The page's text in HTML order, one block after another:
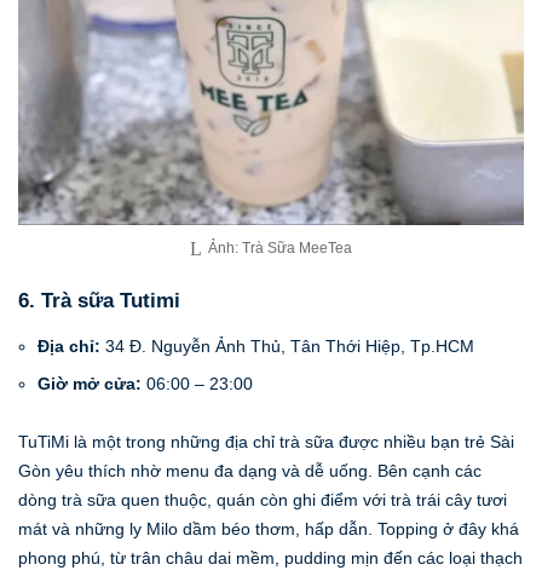
Ảnh: Trà Sữa MeeTea
6. Trà sữa Tutimi
Địa chỉ: 34 Đ. Nguyễn Ảnh Thủ, Tân Thới Hiệp, Tp.HCM
Giờ mở cửa: 06:00 – 23:00
TuTiMi là một trong những địa chỉ trà sữa được nhiều bạn trẻ Sài
Gòn yêu thích nhờ menu đa dạng và dễ uống. Bên cạnh các
dòng trà sữa quen thuộc, quán còn ghi điểm với trà trái cây tươi
mát và những ly Milo dầm béo thơm, hấp dẫn. Topping ở đây khá
phong phú, từ trân châu dai mềm, pudding mịn đến các loại thạch